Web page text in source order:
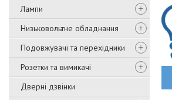
Лампи
Низьковольтне обладнання
Подовжувачі та перехідники
Розетки та вимикачі
Дверні дзвінки